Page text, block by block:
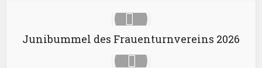
Junibummel des Frauenturnvereins 2026